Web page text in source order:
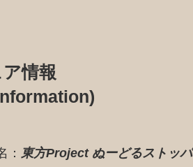
情報
： 東方Project ぬーどるストッ